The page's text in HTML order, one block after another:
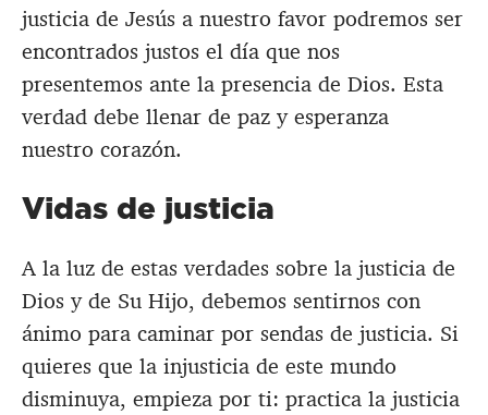
justicia de Jesús a nuestro favor podremos ser
encontrados justos el día que nos
presentemos ante la presencia de Dios. Esta
verdad debe llenar de paz y esperanza
nuestro corazón.
Vidas de justicia
A la luz de estas verdades sobre la justicia de
Dios y de Su Hijo, debemos sentirnos con
ánimo para caminar por sendas de justicia. Si
quieres que la injusticia de este mundo
disminuya, empieza por ti: practica la justicia